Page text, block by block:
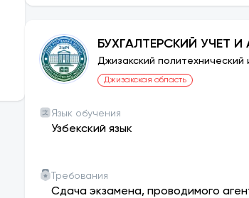
БУХГАЛТЕРСКИЙ УЧЕТ
Джизакский политехнический
Джизакская область
Язык обучения
Узбекский язык
Требования
Сдача экзамена, проводимого